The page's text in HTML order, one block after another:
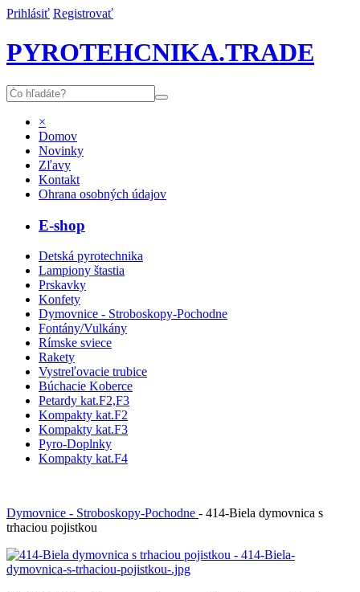
Prihlásiť Registrovať
PYROTEHCNIKA.TRADE
×
Domov
Novinky
Zľavy
Kontakt
Ohrana osobných údajov
E-shop
Detská pyrotechnika
Lampiony štastia
Prskavky
Konfety
Dymovnice - Stroboskopy-Pochodne
Fontány/Vulkány
Rímske sviece
Rakety
Vystreľovacie trubice
Búchacie Koberce
Petardy kat.F2,F3
Kompakty kat.F2
Kompakty kat.F3
Pyro-Doplnky
Kompakty kat.F4
Dymovnice - Stroboskopy-Pochodne - 414-Biela dymovnica s
trhaciou pojistkou